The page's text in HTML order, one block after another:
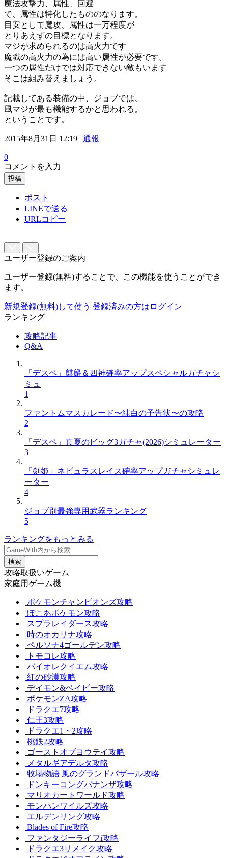
魔法攻撃力、属性、回避
で、属性は特化したもののなります。
目安として魔攻、属性は一万程度が
とりあえずの目標となります。
マジが求められるのは高火力です
魔職の高火力の為には高い属性が必要です。
一つの属性だけでは対応できない敵もいます
そこは組み替えましょう。
記載してある装備の中、ジョブでは、
風マジが最も機能するかと思われる。
ということです。
2015年8月31日 12:19 | 通報
0
コメントを入力
投稿
ポスト
LINEで送る
URLコピー
ユーザー登録のご案内
ユーザー登録(無料)することで、この機能を使うことができ
ます。
新規登録(無料)して使う 登録済みの方はログイン
ランキング
攻略記事
Q&A
「デスペ」麒麟＆四神確率アップスペシャルガチャシ
ミュ
1
ファントムマスカレード〜純白の予告状〜の攻略
2
「デスペ」真夏のビッグ3ガチャ(2026)シミュレーター
3
「剣姫」ネビュラスレイス確率アップガチャシミュレ
ーター
4
ジョブ別最強専用武器ランキング
5
ランキングをもっとみる
検索
攻略取扱いゲーム
家庭用ゲーム機
ポケモンチャンピオンズ攻略
ぽこあポケモン攻略
スプラレイダース攻略
時のオカリナ攻略
ペルソナ4ゴールデン攻略
トモコレ攻略
バイオレクイエム攻略
紅の砂漠攻略
デイモン&ベイビー攻略
ポケモンZA攻略
ドラクエ7攻略
仁王3攻略
ドラクエ1・2攻略
桃鉄2攻略
ゴーストオブヨウテイ攻略
メタルギアデルタ攻略
牧場物語 風のグランドバザール攻略
ドンキーコングバナンザ攻略
マリオカートワールド攻略
モンハンワイルズ攻略
エルデンリング攻略
Blades of Fire攻略
ファンタジーライフi攻略
ドラクエ3リメイク攻略